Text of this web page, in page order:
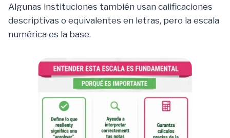
Algunas instituciones también usan calificaciones
descriptivas o equivalentes en letras, pero la escala
numérica es la base.